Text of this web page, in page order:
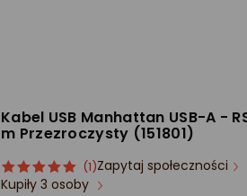
Kabel USB Manhattan USB-A -
m Przezroczysty (151801)
ocena
produktu
Ocena
produktu
(1)Zapytaj społeczności
Kupiły 3 osoby